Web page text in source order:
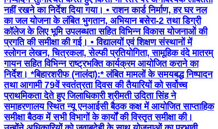
नहीं रखने का निर्देश दिया गया। • ⁠राशन कार्ड निर्माण, हर घर नल
का जल योजना के लंबित भुगतान, अभियान बसेरा-2 तथा डिग्री
कॉलेज के लिए भूमि उपलब्धता सहित विभिन्न विकास योजनाओं की
प्रगति की समीक्षा की गई। • ⁠विद्यालयों एवं शिक्षण संस्थानों में
स्लोगन लेखन, चित्रकला, सेल्फी प्रतियोगिता, सामूहिक वंदे मातरम्
गायन सहित विभिन्न राष्ट्रभक्ति कार्यक्रम आयोजित कराने का
निर्देश। *बिहारशरीफ (नालंदा):* लंबित मामलों के समयबद्ध निष्पादन
तथा आगामी 79वें स्वतंत्रता दिवस की तैयारियों को सर्वोच्च
प्राथमिकता देते हुए जिलाधिकारी श्रीमती उदिता सिंह ने
समाहरणालय स्थित न्यू एनआईसी बैठक कक्ष में आयोजित साप्ताहिक
समीक्षा बैठक में सभी विभागों के कार्यों की विस्तृत समीक्षा की।